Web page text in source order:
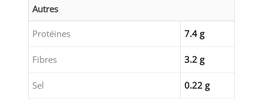
Autres
Protéines 7.4 g
Fibres 3.2 g
Sel 0.22 g